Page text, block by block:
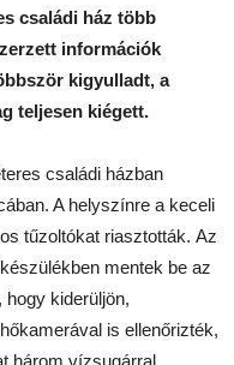
családi ház több
információk
kigyulladt, a
teljesen kiégett.
családi házban
A helyszínre a keceli
tűzoltókat riasztották. Az
mentek be az
kiderüljön,
is ellenőrizték,
három vízsugárral